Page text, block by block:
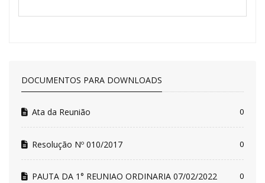
DOCUMENTOS PARA DOWNLOADS
Ata da Reunião 0
Resolução Nº 010/2017 0
PAUTA DA 1° REUNIAO ORDINARIA 07/02/2022 0